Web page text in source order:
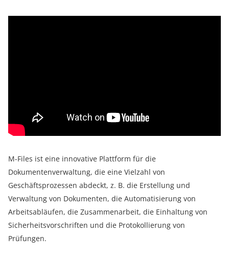
M-Files ist eine innovative Plattform für die
Dokumentenverwaltung, die eine Vielzahl von
Geschäftsprozessen abdeckt, z. B. die Erstellung und
Verwaltung von Dokumenten, die Automatisierung von
Arbeitsabläufen, die Zusammenarbeit, die Einhaltung von
Sicherheitsvorschriften und die Protokollierung von
Prüfungen.